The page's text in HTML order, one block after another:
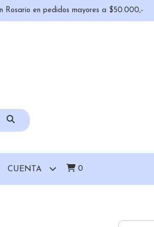
Rosario en pedidos mayores a $50.000,-
CUENTA 0